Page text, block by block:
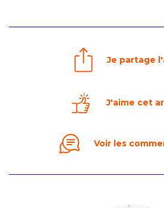
Je partage
J'aime cet
Voir les